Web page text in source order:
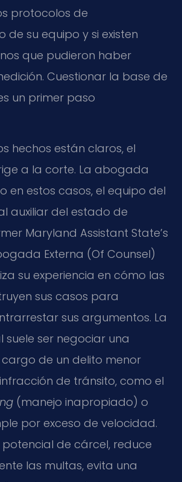
protocolos de
de su equipo y si existen
que pudieron haber
Cuestionar la base de
un primer paso
hechos están claros, el
a la corte. La abogada
en estos casos, el equipo del
auxiliar del estado de
Maryland Assistant State’s
Externa (Of Counsel)
su experiencia en cómo las
sus casos para
sus argumentos. La
ser negociar una
de un delito menor
de tránsito, como el
(manejo inapropiado) o
por exceso de velocidad.
potencial de cárcel, reduce
las multas, evita una